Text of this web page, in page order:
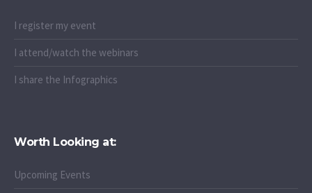
I register my event
I attend/watch the webinars
I share the Infographics
Worth Looking at:
Upcoming Events